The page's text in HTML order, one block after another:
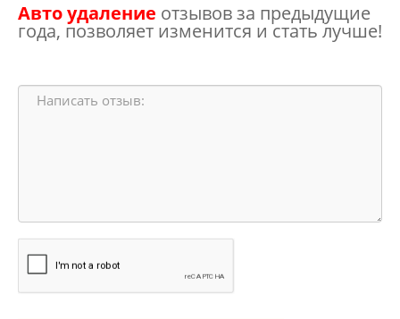
Авто удаление отзывов за предыдущие
года, позволяет изменится и стать лучше!